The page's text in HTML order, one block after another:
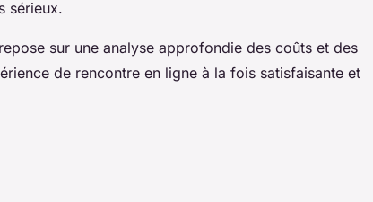
sérieux.
sur une analyse approfondie des coûts et des
de rencontre en ligne à la fois satisfaisante et